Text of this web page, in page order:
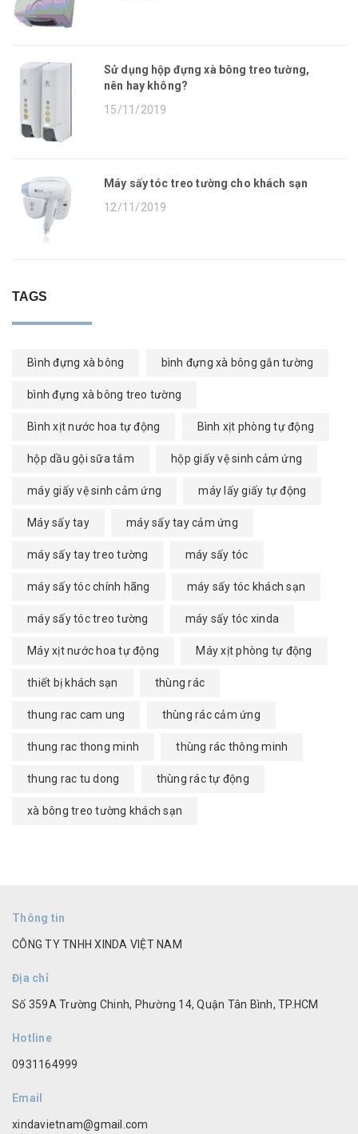
Sử dụng hộp đựng xà bông treo tường,
nên hay không?
15/11/2019
Máy sấy tóc treo tường cho khách sạn
12/11/2019
TAGS
Bình đựng xà bông bình đựng xà bông gắn tường
bình đựng xà bông treo tường
Bình xịt nước hoa tự động Bình xịt phòng tự động
hộp dầu gội sữa tắm hộp giấy vệ sinh cảm ứng
máy giấy vệ sinh cảm ứng máy lấy giấy tự động
Máy sấy tay máy sấy tay cảm ứng
máy sấy tay treo tường máy sấy tóc
máy sấy tóc chính hãng máy sấy tóc khách sạn
máy sấy tóc treo tường máy sấy tóc xinda
Máy xịt nước hoa tự động Máy xịt phòng tự động
thiết bị khách sạn thùng rác
thung rac cam ung thùng rác cảm ứng
thung rac thong minh thùng rác thông minh
thung rac tu dong thùng rác tự động
xà bông treo tường khách sạn
Thông tin
CÔNG TY TNHH XINDA VIỆT NAM
Địa chỉ
Số 359A Trường Chinh, Phường 14, Quận Tân Bình, TP.HCM
Hotline
0931164999
Email
xindavietnam@gmail.com